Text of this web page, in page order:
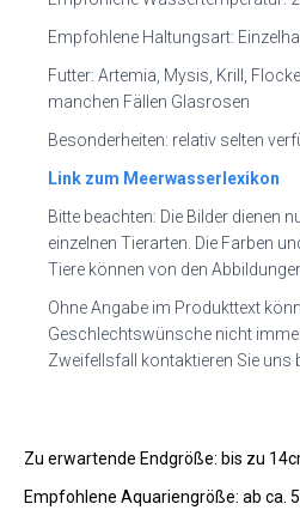
Empfohlene Haltungsart:
Futter: Artemia, Mysis, Krill,
manchen Fällen Glasrosen
Besonderheiten: relativ selten
Link zum Meerwasserlexikon
Bitte beachten: Die Bilder dienen
einzelnen Tierarten. Die Farben
Tiere können von den
Ohne Angabe im Produkttext
Geschlechtswünsche nicht
Zweifellsfall kontaktieren Sie uns
Zu erwartende Endgröße: bis zu
Empfohlene Aquariengröße: ab ca.